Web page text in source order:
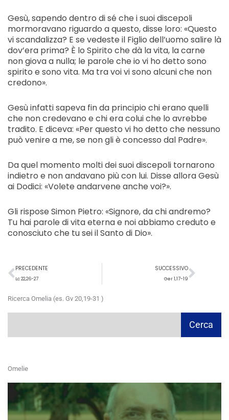
Gesù, sapendo dentro di sé che i suoi discepoli
mormoravano riguardo a questo, disse loro: «Questo
vi scandalizza? E se vedeste il Figlio dell’uomo salire là
dov’era prima? È lo Spirito che dà la vita, la carne
non giova a nulla; le parole che io vi ho detto sono
spirito e sono vita. Ma tra voi vi sono alcuni che non
credono».
Gesù infatti sapeva fin da principio chi erano quelli
che non credevano e chi era colui che lo avrebbe
tradito. E diceva: «Per questo vi ho detto che nessuno
può venire a me, se non gli è concesso dal Padre».
Da quel momento molti dei suoi discepoli tornarono
indietro e non andavano più con lui. Disse allora Gesù
ai Dodici: «Volete andarvene anche voi?».
Gli rispose Simon Pietro: «Signore, da chi andremo?
Tu hai parole di vita eterna e noi abbiamo creduto e
conosciuto che tu sei il Santo di Dio».
Precedente
PRECEDENTE
Lc 22,26-27
SUCCESSIVO
Ger 1,17-19
Ricerca Omelia (es. Gv 20,19-31 )
Cerca
Omelie